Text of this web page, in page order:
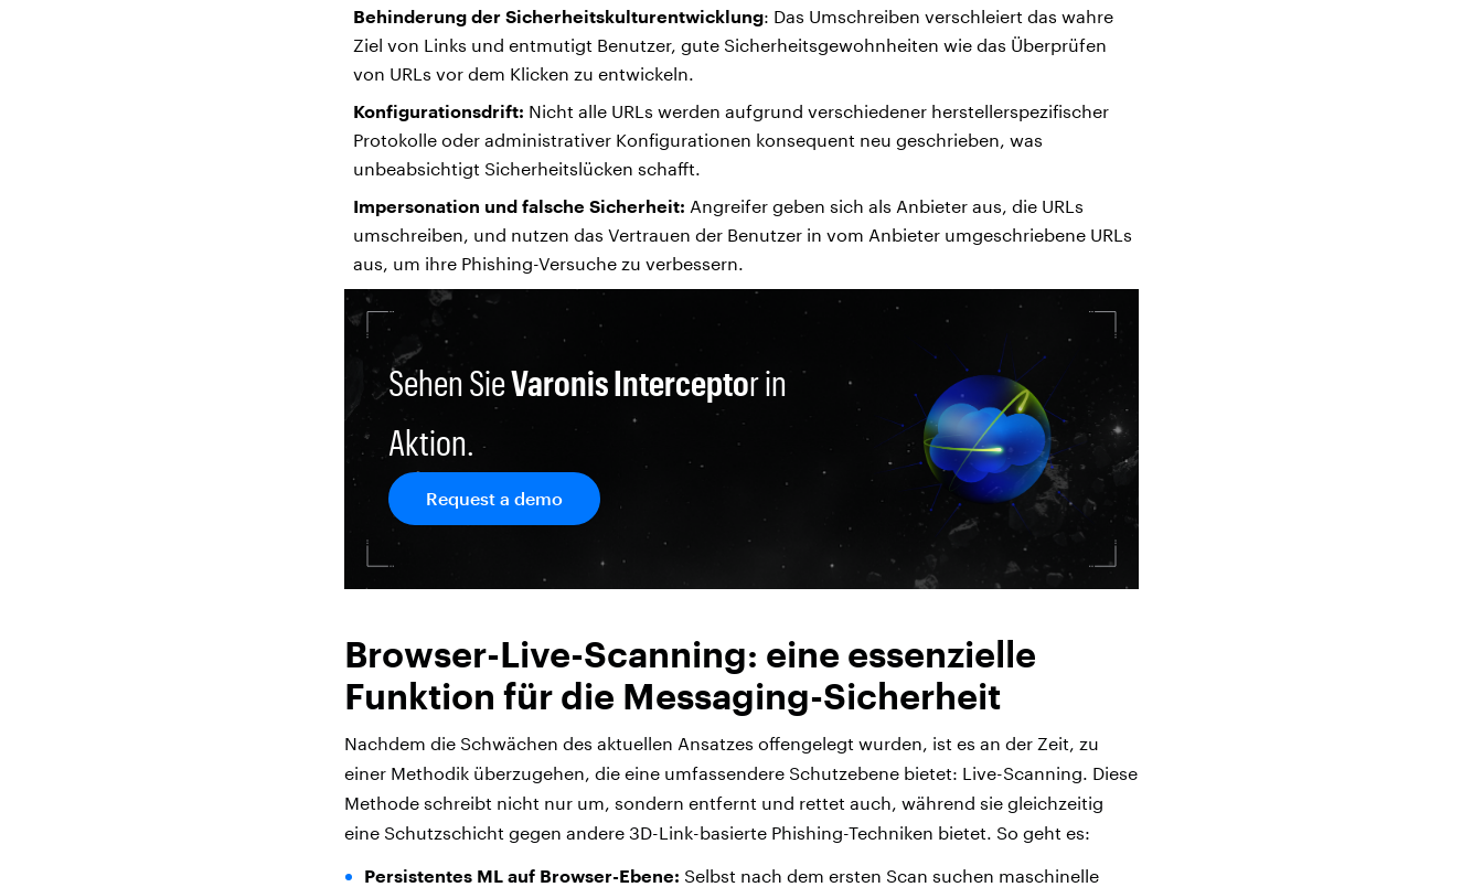
Behinderung der Sicherheitskulturentwicklung: Das Umschreiben verschleiert das wahre
Ziel von Links und entmutigt Benutzer, gute Sicherheitsgewohnheiten wie das Überprüfen
von URLs vor dem Klicken zu entwickeln.
Konfigurationsdrift: Nicht alle URLs werden aufgrund verschiedener herstellerspezifischer
Protokolle oder administrativer Konfigurationen konsequent neu geschrieben, was
unbeabsichtigt Sicherheitslücken schafft.
Impersonation und falsche Sicherheit: Angreifer geben sich als Anbieter aus, die URLs
umschreiben, und nutzen das Vertrauen der Benutzer in vom Anbieter umgeschriebene URLs
aus, um ihre Phishing-Versuche zu verbessern.
Sehen SieVaronis Interceptor in
Aktion.
Request a demo
Browser-Live-Scanning: eine essenzielle
Funktion für die Messaging-Sicherheit
Nachdem die Schwächen des aktuellen Ansatzes offengelegt wurden, ist es an der Zeit, zu
einer Methodik überzugehen, die eine umfassendere Schutzebene bietet: Live-Scanning. Diese
Methode schreibt nicht nur um, sondern entfernt und rettet auch, während sie gleichzeitig
eine Schutzschicht gegen andere 3D-Link-basierte Phishing-Techniken bietet. So geht es:
Persistentes ML auf Browser-Ebene: Selbst nach dem ersten Scan suchen maschinelle